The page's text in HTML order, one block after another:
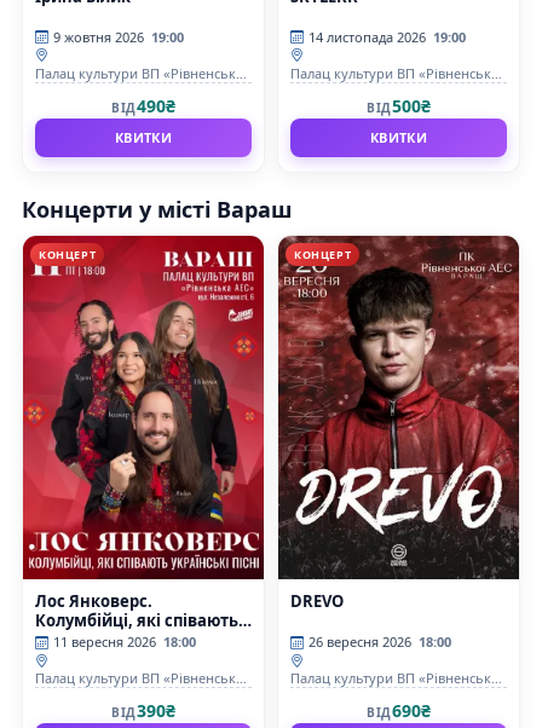
9 жовтня 2026 19:00
Палац культури ВП «Рівненська
ВІД490₴
КВИТКИ
14 листопада 2026 19:00
Палац культури ВП «Рівненська
ВІД500₴
КВИТКИ
Концерти у місті Вараш
КОНЦЕРТ
Лос Янковерс.
Колумбійці, які співають
українські пісні
11 вересня 2026 18:00
Палац культури ВП «Рівненська
ВІД390₴
КОНЦЕРТ
DREVO
26 вересня 2026 18:00
Палац культури ВП «Рівненська
ВІД690₴